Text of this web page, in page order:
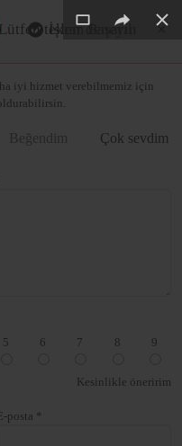
iyi hizmet verebilmemiz için
Beğendim Çok sevdim
5 6 7 8 9
Kesinlikle öneririm
posta *
×
×
×
İşlem Başarılı ×
tekrar deneyin ×